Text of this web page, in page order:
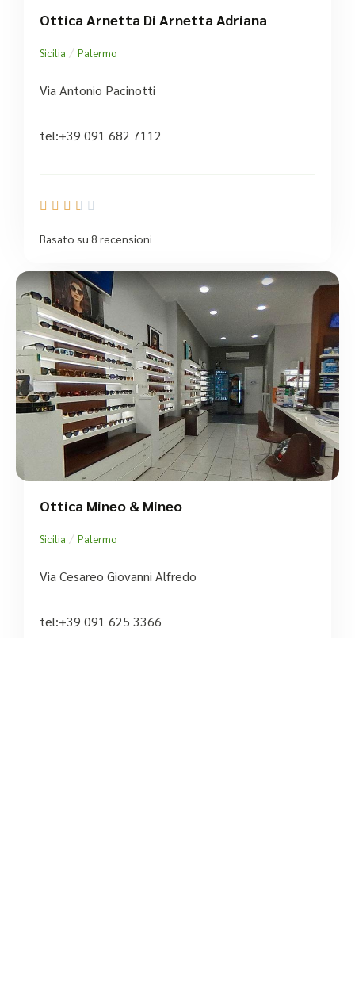
Ottica Arnetta Di Arnetta Adriana
Sicilia / Palermo
Via Antonio Pacinotti
tel:+39 091 682 7112
    
Basato su 8 recensioni
Ottica Mineo & Mineo
Sicilia / Palermo
Via Cesareo Giovanni Alfredo
tel:+39 091 625 3366